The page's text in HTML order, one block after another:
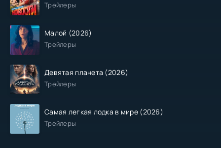
Трейлеры
Малой (2026)
Трейлеры
Девятая планета (2026)
Трейлеры
Самая легкая лодка в мире (2026)
Трейлеры